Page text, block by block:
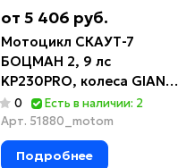
от 5 406 руб.
Мотоцикл СКАУТ-7
БОЦМАН 2, 9 лс
KP230PRO, колеса GIANT,
ФАРА, ЭЛ.СТ. перед и зад
подв.
0
Есть в наличии: 2
Арт. 51880_motom
Подробнее